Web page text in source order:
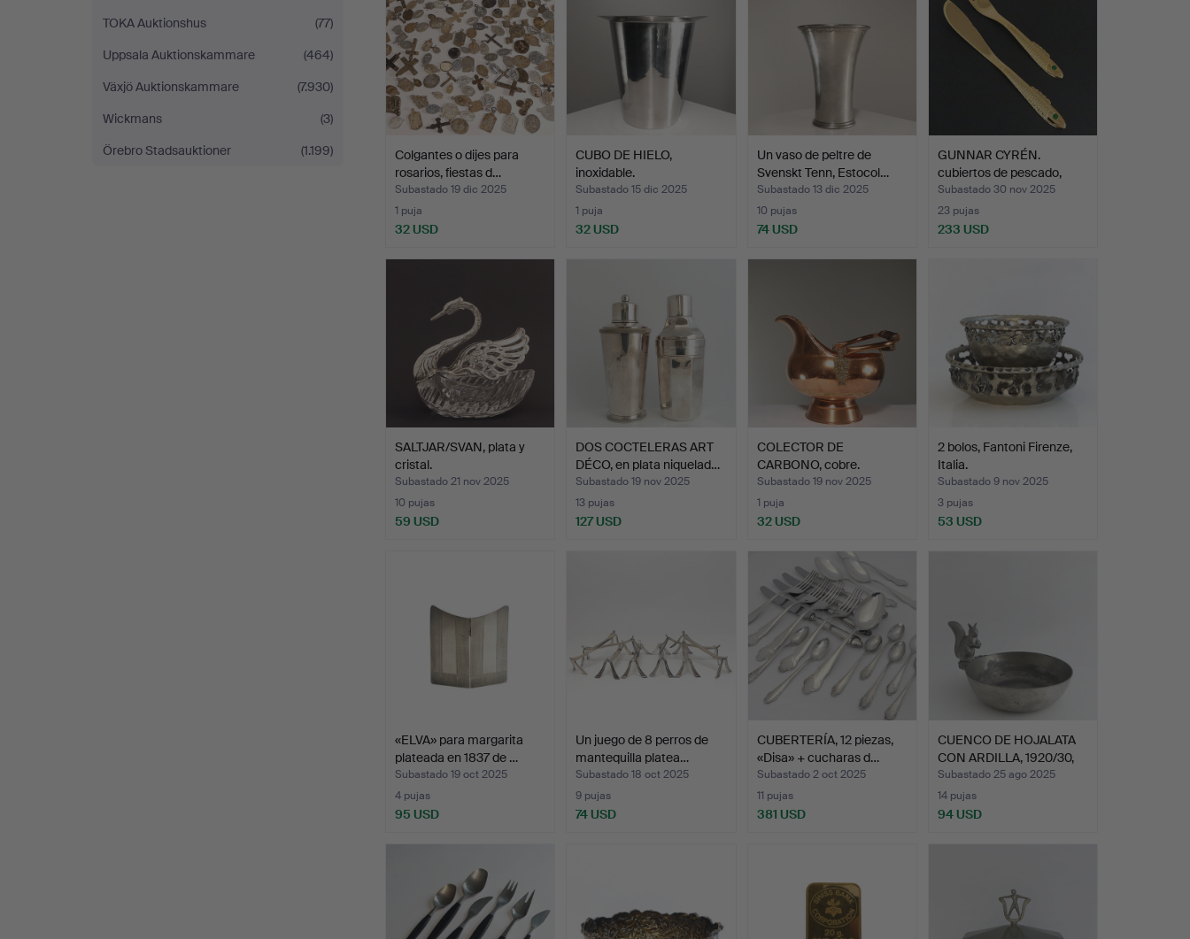
TOKA Auktionshus
(77)
Uppsala Auktionskammare
(464)
Växjö Auktionskammare
(7.930)
Wickmans
(3)
Örebro Stadsauktioner
(1.199)
Colgantes o dijes para
rosarios, fiestas d…
Subastado 19 dic 2025
1 puja
32 USD
CUBO DE HIELO,
inoxidable.
Subastado 15 dic 2025
1 puja
32 USD
Un vaso de peltre de
Svenskt Tenn, Estocol…
Subastado 13 dic 2025
10 pujas
74 USD
GUNNAR CYRÉN.
cubiertos de pescado,
acero …
Subastado 30 nov 2025
23 pujas
233 USD
SALTJAR/SVAN, plata y
cristal.
Subastado 21 nov 2025
10 pujas
59 USD
DOS COCTELERAS ART
DÉCO, en plata niquelad…
Subastado 19 nov 2025
13 pujas
127 USD
COLECTOR DE
CARBONO, cobre.
Subastado 19 nov 2025
1 puja
32 USD
2 bolos, Fantoni Firenze,
Italia.
Subastado 9 nov 2025
3 pujas
53 USD
«ELVA» para margarita
plateada en 1837 de …
Subastado 19 oct 2025
4 pujas
95 USD
Un juego de 8 perros de
mantequilla platea…
Subastado 18 oct 2025
9 pujas
74 USD
CUBERTERÍA, 12 piezas,
«Disa» + cucharas d…
Subastado 2 oct 2025
11 pujas
381 USD
CUENCO DE HOJALATA
CON ARDILLA, 1920/30,
J…
Subastado 25 ago 2025
14 pujas
94 USD